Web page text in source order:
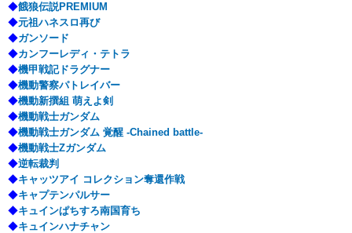
◆餓狼伝説PREMIUM
◆元祖ハネスロ再び
◆ガンソード
◆カンフーレディ・テトラ
◆機甲戦記ドラグナー
◆機動警察パトレイバー
◆機動新撰組 萌えよ剣
◆機動戦士ガンダム
◆機動戦士ガンダム 覚醒 -Chained battle-
◆機動戦士Zガンダム
◆逆転裁判
◆キャッツアイ コレクション奪還作戦
◆キャプテンパルサー
◆キュインぱちすろ南国育ち
◆キュインハナチャン